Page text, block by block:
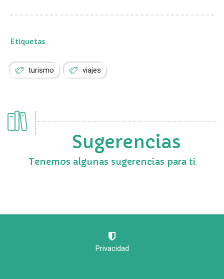
Etiquetas
turismo viajes
Sugerencias
Tenemos algunas sugerencias para ti
Privacidad